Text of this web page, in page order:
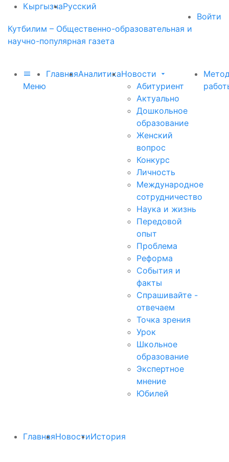
КыргызчаРусский
Войти
Кутбилим – Общественно-образовательная и
научно-популярная газета
Меню
ГлавнаяАналитикаНовости
Абитуриент
Актуально
Дошкольное
образование
Женский
вопрос
Конкурс
Личность
Международное
сотрудничество
Наука и жизнь
Передовой
опыт
Проблема
Реформа
События и
факты
Спрашивайте -
отвечаем
Точка зрения
Урок
Школьное
образование
Экспертное
мнение
Юбилей
ГлавнаяНовостиИстория